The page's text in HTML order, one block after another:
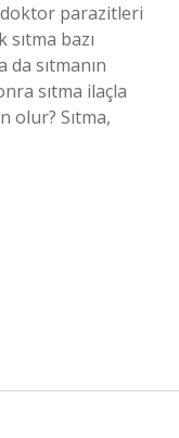
doktor parazitleri
bazı
sıtmanın
sıtma ilaçla
olur? Sıtma,